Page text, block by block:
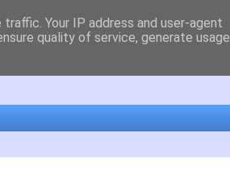
Your IP address and user-agent
quality of service, generate usage